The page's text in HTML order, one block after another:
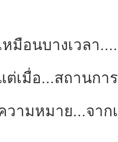
หมือนบางเวลา
ต่เมื่อ...สถานกา
วามหมาย...จาก